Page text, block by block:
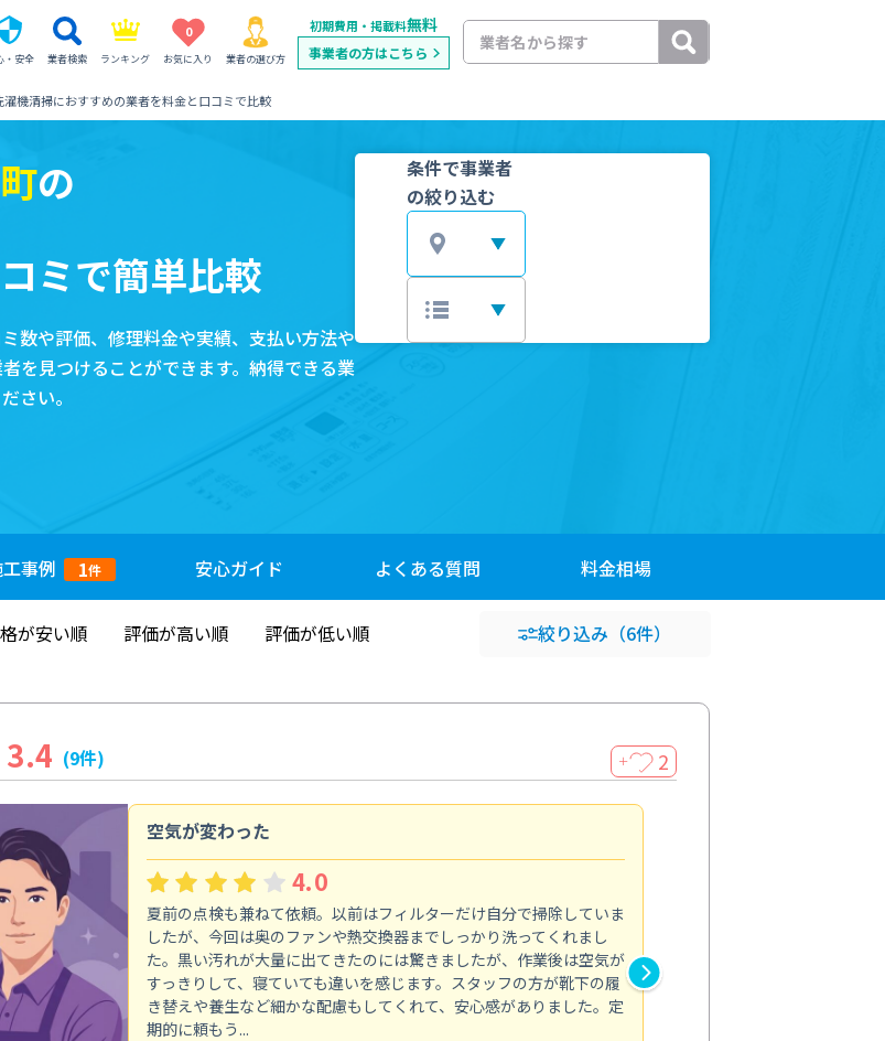
・安全 業者検索 ランキング
0
お気に入り 業者の選び方
初期費用・掲載料無料
事業者の方はこちら
機清掃におすすめの業者を料金と口コミで比較
の
ミで簡単比較
数や評価、修理料金や実績、支払い方法や
を見つけることができます。納得できる業
さい。
条件で事業者
の絞り込む
事例 1件 安心ガイド よくある質問 料金相場
が安い順 評価が高い順 評価が低い順 絞り込み （6件）
3.4 (9件) ＋ 2
空気が変わった
4.0
夏前の点検も兼ねて依頼。以前はフィルターだけ自分で掃除していま
したが、今回は奥のファンや熱交換器までしっかり洗ってくれまし
た。黒い汚れが大量に出てきたのには驚きましたが、作業後は空気が
すっきりして、寝ていても違いを感じます。スタッフの方が靴下の履
き替えや養生など細かな配慮もしてくれて、安心感がありました。定
期的に頼もう...